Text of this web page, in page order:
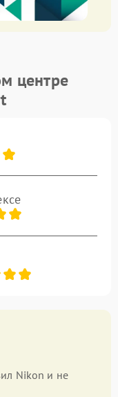
центре
Nikon и не